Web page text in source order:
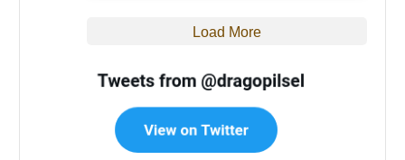
Load More